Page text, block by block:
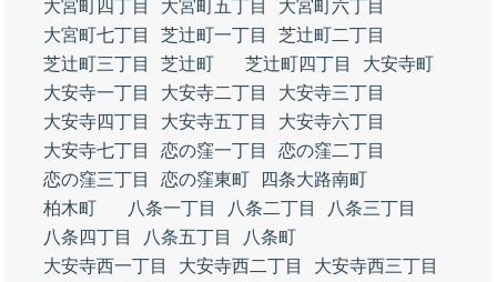
大宮町四丁目
大宮町五丁目
大宮町六丁目
大宮町七丁目
芝辻町一丁目
芝辻町二丁目
芝辻町三丁目
芝辻町 芝辻町四丁目
大安寺町
大安寺一丁目
大安寺二丁目
大安寺三丁目
大安寺四丁目
大安寺五丁目
大安寺六丁目
大安寺七丁目
恋の窪一丁目
恋の窪二丁目
恋の窪三丁目
恋の窪東町
四条大路南町
柏木町
八条一丁目 八条二丁目
八条三丁目
八条四丁目
八条五丁目
八条町
大安寺西一丁目
大安寺西二丁目
大安寺西三丁目